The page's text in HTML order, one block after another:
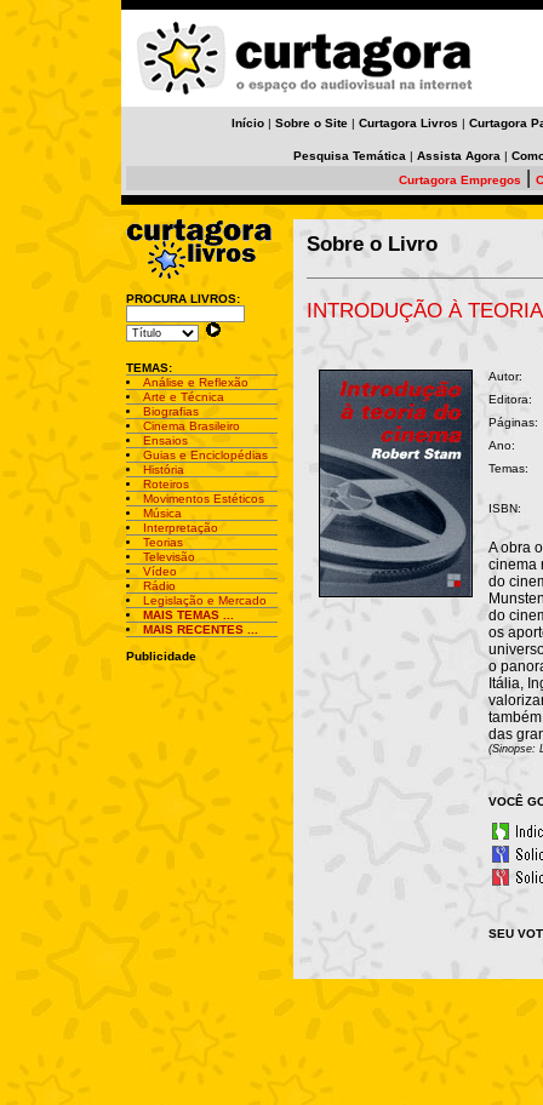
Início | Sobre o Site | Curtagora Livros | Curtagora
Pesquisa Temática | Assista Agora |
Curtagora Empregos
PROCURA LIVROS:
TEMAS:
Análise e Reflexão
Arte e Técnica
Biografias
Cinema Brasileiro
Ensaios
Guias e Enciclopédias
História
Roteiros
Movimentos Estéticos
Música
Interpretação
Teorias
Televisão
Vídeo
Rádio
Legislação e Mercado
MAIS TEMAS ...
MAIS RECENTES ...
Publicidade
Sobre o Livro
INTRODUÇÃO À
Autor:
Editora:
Páginas:
Ano:
Temas:
ISBN:
A obra
cinema
do
do
os
o
Itália,
das
(Sinopse:
VOCÊ
SEU